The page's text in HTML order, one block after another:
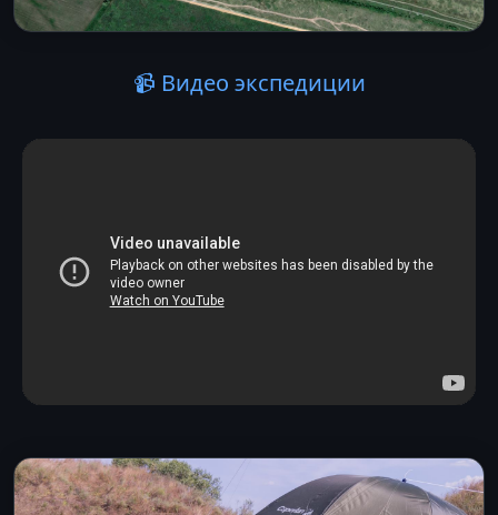
📹 Видео экспедиции